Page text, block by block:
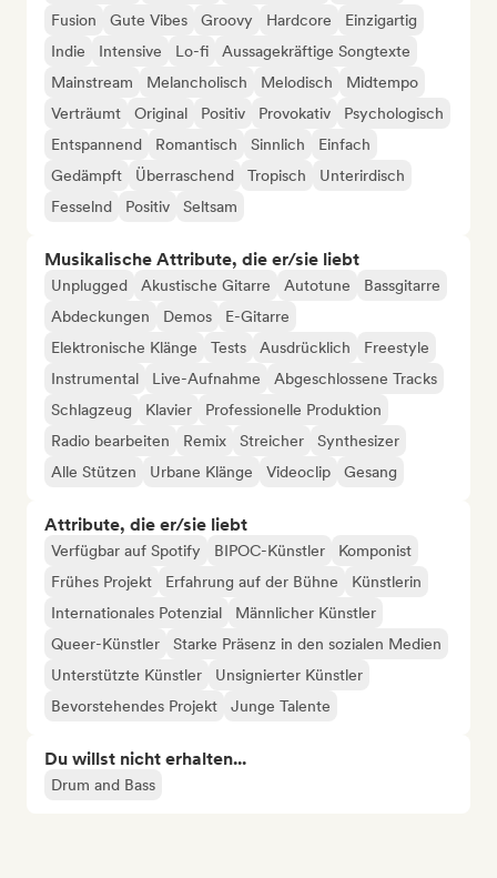
Fusion
Gute Vibes Groovy Hardcore
Einzigartig
Indie
Intensive Lo-fi
Aussagekräftige Songtexte
Mainstream
Melancholisch Melodisch
Midtempo
Verträumt
Original Positiv Provokativ
Psychologisch
Entspannend
Romantisch Sinnlich
Einfach
Gedämpft
Überraschend Tropisch
Unterirdisch
Fesselnd
Positiv Seltsam
Musikalische Attribute, die er/sie liebt
Unplugged Akustische Gitarre Autotune
Bassgitarre
Abdeckungen
Demos
E-Gitarre
Elektronische Klänge
Tests Ausdrücklich
Freestyle
Instrumental
Live-Aufnahme
Abgeschlossene Tracks
Schlagzeug
Klavier
Professionelle Produktion
Radio bearbeiten
Remix Streicher
Synthesizer
Alle Stützen
Urbane Klänge Videoclip Gesang
Attribute, die er/sie liebt
Verfügbar auf Spotify BIPOC-Künstler
Komponist
Frühes Projekt
Erfahrung auf der Bühne
Künstlerin
Internationales Potenzial
Männlicher Künstler
Queer-Künstler
Starke Präsenz in den sozialen Medien
Unterstützte Künstler
Unsignierter Künstler
Bevorstehendes Projekt
Junge Talente
Du willst nicht erhalten...
Drum and Bass